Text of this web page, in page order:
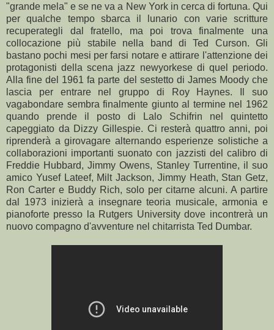
"grande mela" e se ne va a New York in cerca di fortuna. Qui
per qualche tempo sbarca il lunario con varie scritture
recuperategli dal fratello, ma poi trova finalmente una
collocazione più stabile nella band di Ted Curson. Gli
bastano pochi mesi per farsi notare e attirare l'attenzione dei
protagonisti della scena jazz newyorkese di quel periodo.
Alla fine del 1961 fa parte del sestetto di James Moody che
lascia per entrare nel gruppo di Roy Haynes. Il suo
vagabondare sembra finalmente giunto al termine nel 1962
quando prende il posto di Lalo Schifrin nel quintetto
capeggiato da Dizzy Gillespie. Ci resterà quattro anni, poi
riprenderà a girovagare alternando esperienze solistiche a
collaborazioni importanti suonato con jazzisti del calibro di
Freddie Hubbard, Jimmy Owens, Stanley Turrentine, il suo
amico Yusef Lateef, Milt Jackson, Jimmy Heath, Stan Getz,
Ron Carter e Buddy Rich, solo per citarne alcuni. A partire
dal 1973 inizierà a insegnare teoria musicale, armonia e
pianoforte presso la Rutgers University dove incontrerà un
nuovo compagno d'avventure nel chitarrista Ted Dumbar.